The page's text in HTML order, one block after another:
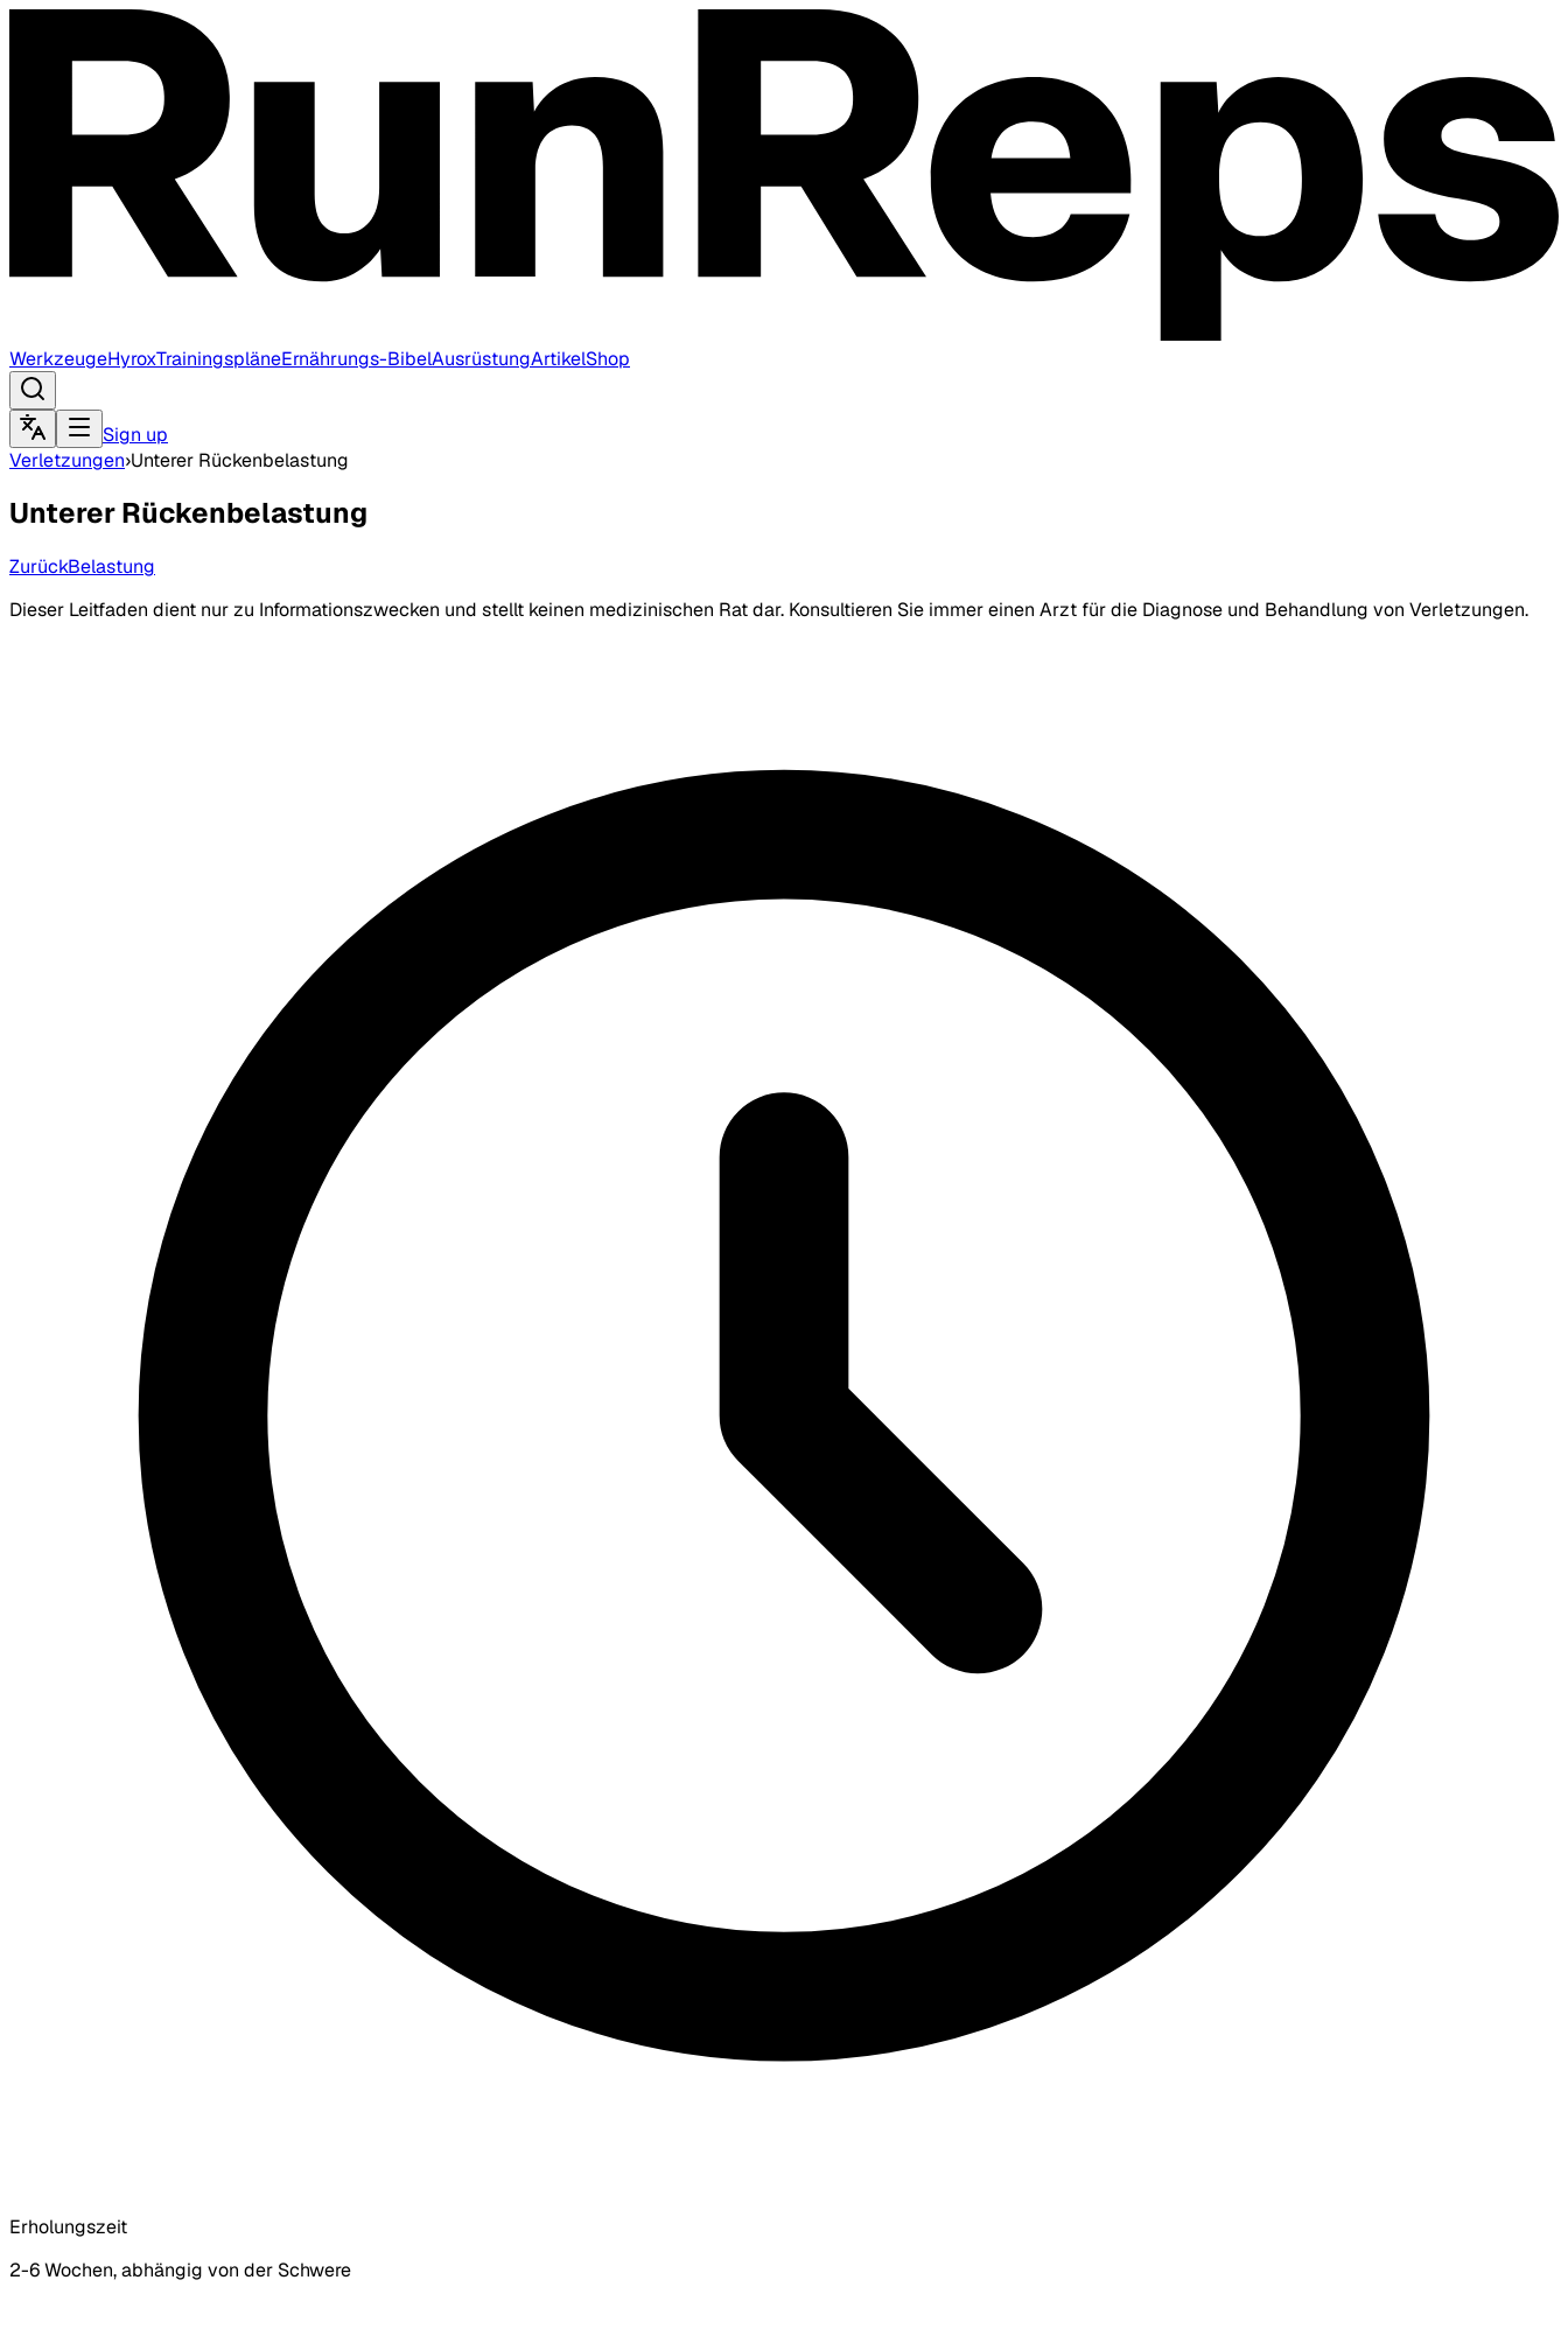
WerkzeugeHyroxTrainingspläneErnährungs-BibelAusrüstungArtikelShop
Sign up
Verletzungen›Unterer Rückenbelastung
Unterer Rückenbelastung
ZurückBelastung
Dieser Leitfaden dient nur zu Informationszwecken und stellt keinen medizinischen Rat dar. Konsultieren Sie immer einen Arzt für die Diagnose und Behandlung von Verletzungen.
Erholungszeit
2-6 Wochen, abhängig von der Schwere